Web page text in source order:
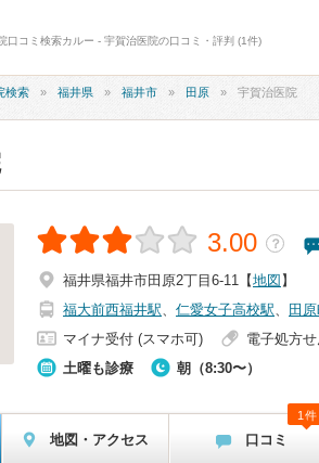
口コミ検索カルー - 宇賀治医院の口コミ・評判 (1件)
検索 福井県 福井市 田原 宇賀治医院
3.00 ？
福井県福井市田原2丁目6-11 【地図 】
福大前西福井駅、 仁愛女子高校駅、 田
マイナ受付 (スマホ可)
電子処方
土曜も診療
朝（8:30〜）
地図・アクセス 口コミ
1件